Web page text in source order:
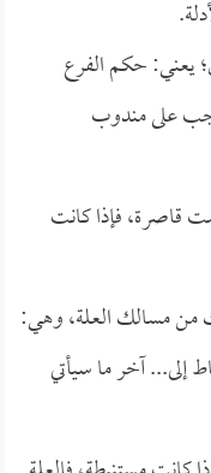
يعني: حكم الفرع
على مندوب
قاصرة، فإذا كانت
من مسالك العلة، وهي:
إلى... آخر ما سيأتي